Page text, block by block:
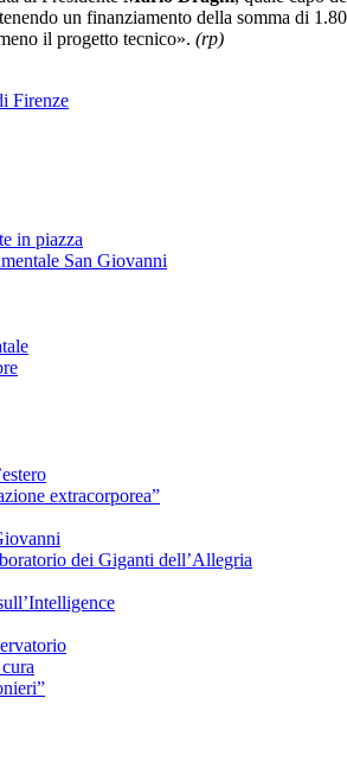
un finanziamento della somma di
il progetto tecnico». (rp)
Firenze
in piazza
San Giovanni
extracorporea”
dei Giganti dell’Allegria